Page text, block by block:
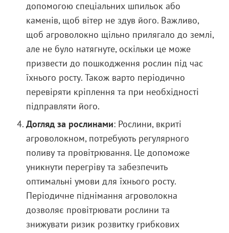
допомогою спеціальних шпильок або
каменів, щоб вітер не здув його. Важливо,
щоб агроволокно щільно прилягало до землі,
але не було натягнуте, оскільки це може
призвести до пошкодження рослин під час
їхнього росту. Також варто періодично
перевіряти кріплення та при необхідності
підправляти його.
Догляд за рослинами: Рослини, вкриті
агроволокном, потребують регулярного
поливу та провітрювання. Це допоможе
уникнути перегріву та забезпечить
оптимальні умови для їхнього росту.
Періодичне піднімання агроволокна
дозволяє провітрювати рослини та
знижувати ризик розвитку грибкових